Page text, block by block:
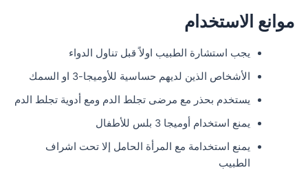
موانع الاستخدام
يجب استشارة الطبيب اولاً قبل تناول الدواء
الأشخاص الذين لديهم حساسية للأوميجا-3 او السمك
يستخدم بحذر مع مرضى تجلط الدم ومع أدوية تجلط الدم
يمنع استخدام أوميجا 3 بلس للأطفال
يمنع استخدامة مع المرأة الحامل إلا تحت اشراف
الطبيب